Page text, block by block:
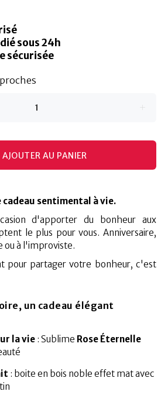
sous 24h
sécurisée
AJOUTER AU PANIER
sentimental à vie.
d'apporter du bonheur aux
le plus pour vous. Anniversaire,
ou à l'improviste.
pour partager votre bonheur, c'est
un cadeau élégant
la vie : Sublime Rose Éternelle
: boite en bois noble effet mat avec